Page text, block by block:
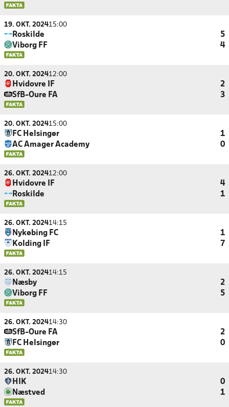
19. OKT. 202415:00
Roskilde
5
Viborg FF
4
20. OKT. 202412:00
Hvidovre IF
2
SfB-Oure FA
3
20. OKT. 202415:00
FC Helsingør
1
AC Amager Academy
0
26. OKT. 202412:00
Hvidovre IF
4
Roskilde
1
26. OKT. 202414:15
Nykøbing FC
1
Kolding IF
7
26. OKT. 202414:15
Næsby
2
Viborg FF
5
26. OKT. 202414:30
SfB-Oure FA
2
FC Helsingør
0
26. OKT. 202414:30
HIK
0
Næstved
1